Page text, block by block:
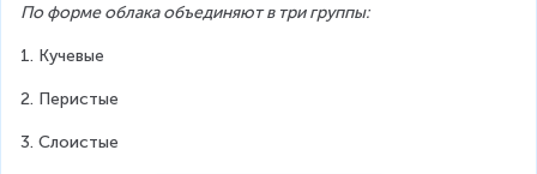
По форме облака объединяют в три группы:
1. Кучевые
2. Перистые
3. Слоистые